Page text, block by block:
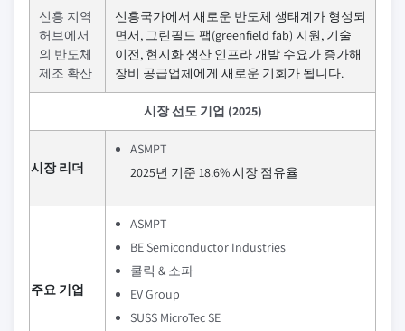
신흥 지역
허브에서
의 반도체
제조 확산
신흥국가에서 새로운 반도체 생태계가 형성되
면서, 그린필드 팹(greenfield fab) 지원, 기술
이전, 현지화 생산 인프라 개발 수요가 증가해
장비 공급업체에게 새로운 기회가 됩니다.
시장 선도 기업 (2025)
시장 리더
ASMPT
2025년 기준 18.6% 시장 점유율
주요 기업
ASMPT
BE Semiconductor Industries
쿨릭 & 소파
EV Group
SUSS MicroTec SE